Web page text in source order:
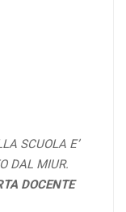
SCUOLA E’
DAL MIUR.
DOCENTE